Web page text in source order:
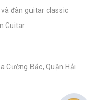
đàn guitar classic
Guitar
Cường Bắc, Quận Hải